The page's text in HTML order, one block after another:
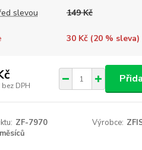
slevou 149 Kč
30 Kč (20% sleva)
bez DPH
ZF-7970 Výrobce: